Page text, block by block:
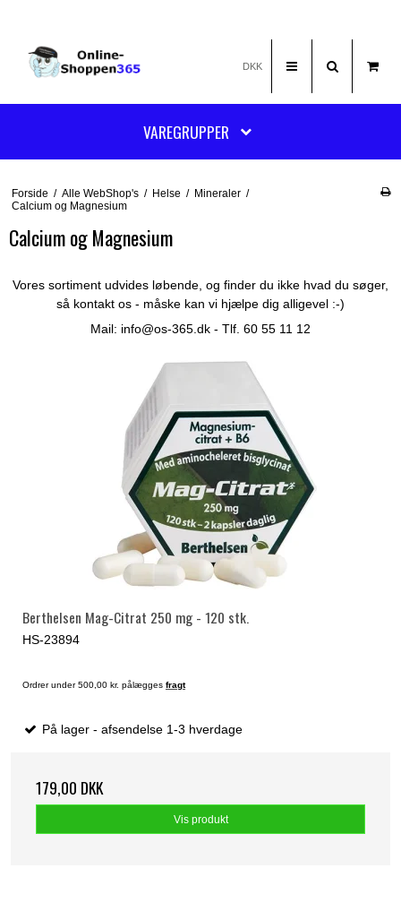
DKK
VAREGRUPPER
Forside / Alle WebShop's / Helse / Mineraler /
Calcium og Magnesium
Calcium og Magnesium
Vores sortiment udvides løbende, og finder du ikke hvad du søger,
så kontakt os - måske kan vi hjælpe dig alligevel :-)
Mail: info@os-365.dk - Tlf. 60 55 11 12
Berthelsen Mag-Citrat 250 mg - 120 stk.
HS-23894
Ordrer under 500,00 kr. pålægges fragt
På lager - afsendelse 1-3 hverdage
179,00 DKK
Vis produkt